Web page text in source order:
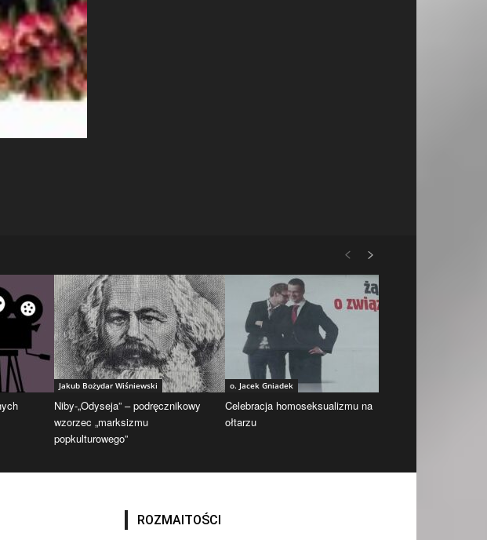
Jakub Bożydar Wiśniewski
Niby-„Odyseja” – podręcznikowy
wzorzec „marksizmu
popkulturowego”
o. Jacek Gniadek
Celebracja homoseksualizmu na
ołtarzu
ROZMAITOŚCI